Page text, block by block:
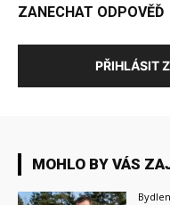
ZANECHAT ODPOVĚĎ
PŘIHLÁSIT
MOHLO BY VÁS